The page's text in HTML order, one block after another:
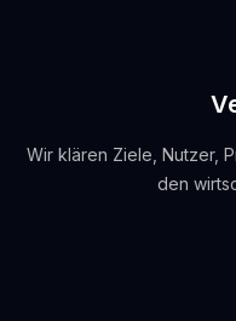
Wir klären Ziele, Nutzer,
den